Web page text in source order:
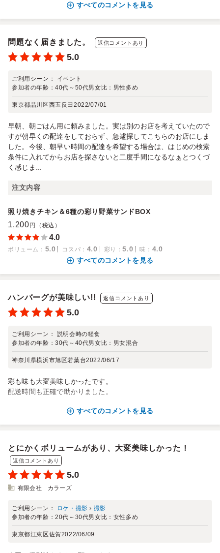
すべてのコメントを見る
問題なく届きました。 返信コメントあり
5.0
ご利用シーン： イベント
参加者の年齢：40代～50代男女比： 男性多め
東京都品川区西五反田 2022/07/01
早朝、朝ごはん用に頼みました。実は別のお店を考えていたので
すが朝早くの配達をしておらず、急遽探してこちらのお店にしま
した。今後、朝早い時間の配達を希望する場合は、はじめの検索
条件に入れてからお店を探さないと二度手間になるなぁとつくづ
く感じま...
注文内容
照り焼きチキン＆6種の彩り野菜サンドBOX
1,200 円（税込）
4.0
ボリューム ： 5.0 コスパ ： 4.0 彩り ：5.0 味 ： 4.0
すべてのコメントを見る
ハンバーグが美味しい!! 返信コメントあり
5.0
ご利用シーン： 説明会時の軽食
参加者の年齢：30代～40代男女比： 男女混合
神奈川県横浜市旭区若葉台2022/06/17
彩も味も大変美味しかったです。
配送時間も正確で助かりました。
すべてのコメントを見る
とにかくボリュームがあり、大変美味しかった！
返信コメントあり
5.0
有限会社 カラーズ
ご利用シーン： ロケ・撮影 › 撮影
参加者の年齢：20代～30代男女比： 女性多め
東京都江東区佐賀2022/06/09